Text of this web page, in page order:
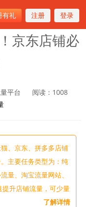
有礼 注册 登录
京东店铺必
平台 阅读： 1008
、京东、拼多多店铺
主要任务类型为：纯
量、淘宝流量网站、
升店铺流量，可少量
了解详情